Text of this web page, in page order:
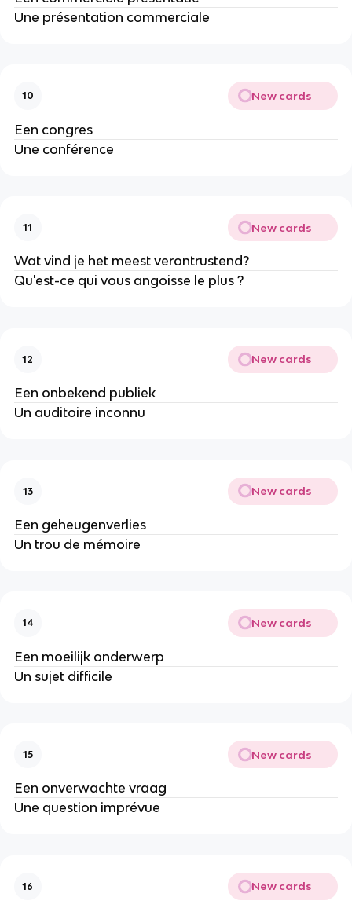
Une présentation commerciale
10 New cards
Een congres
Une conférence
11 New cards
Wat vind je het meest verontrustend?
Qu'est-ce qui vous angoisse le plus ?
12 New cards
Een onbekend publiek
Un auditoire inconnu
13 New cards
Een geheugenverlies
Un trou de mémoire
14 New cards
Een moeilijk onderwerp
Un sujet difficile
15 New cards
Een onverwachte vraag
Une question imprévue
16 New cards